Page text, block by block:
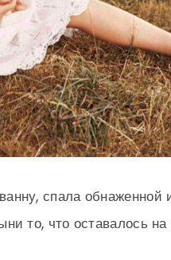
спала обнаженной
то, что оставалось на